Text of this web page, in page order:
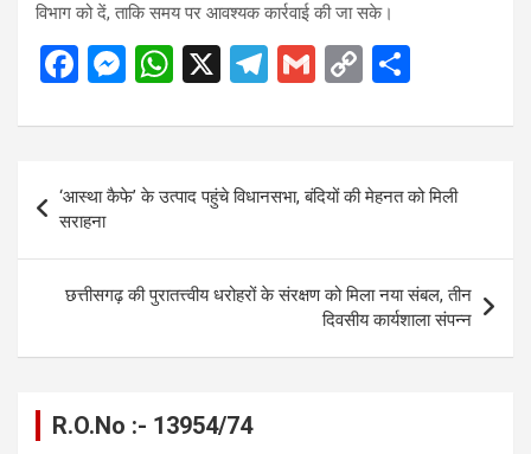
विभाग को दें, ताकि समय पर आवश्यक कार्रवाई की जा सके।
F
ce
o
o
k
M
se
n
g
er
W
at
A
p
p
X
T
e
a
m
G
ail
C
py
Li
n
k
ar
e
navigation
‘आस्था कैफे’ के उत्पाद पहुंचे विधानसभा, बंदियों की मेहनत को मिली
सराहना
छत्तीसगढ़ की पुरातत्त्वीय धरोहरों के संरक्षण को मिला नया संबल, तीन
दिवसीय कार्यशाला संपन्न
R.O.No :- 13954/74